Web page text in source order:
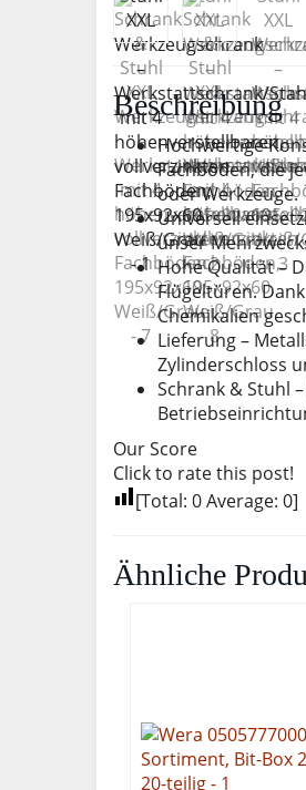
Beschreibung
Hochwertige
Fachböden, die
oder Werkzeuge.
Universell
unser
Hohe Qualität –
Flügeltüren.
Chemikalien
Lieferung –
Zylinderschloss
Schrank & Stuhl
Our Score
Click to rate this post!
[Total: 0Average: 0]
Ähnliche